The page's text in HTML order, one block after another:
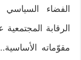
الفضاء
الرقابة
مقوّماته